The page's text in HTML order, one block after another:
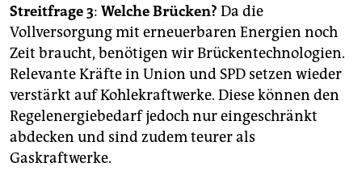
Streitfrage 3: Welche Brücken? Da die
Vollversorgung mit erneuerbaren Energien noch
Zeit braucht, benötigen wir Brückentechnologien.
Relevante Kräfte in Union und SPD setzen wieder
verstärkt auf Kohlekraftwerke. Diese können den
Regelenergiebedarf jedoch nur eingeschränkt
abdecken und sind zudem teurer als
Gaskraftwerke.